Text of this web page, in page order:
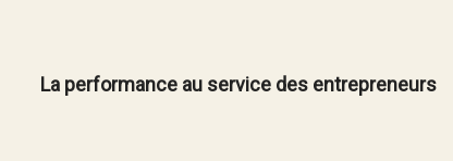
La performance au service des entrepreneurs